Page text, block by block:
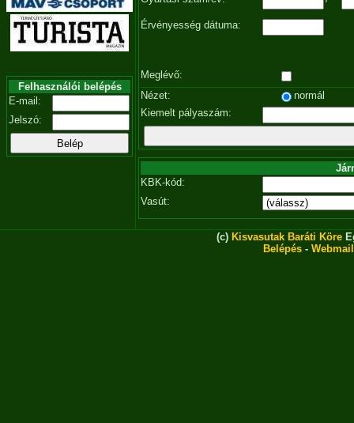
Felhasználói belépés
E-mail:
Jelszó:
Érvényesség dátuma:
Meglévő:
Nézet:
normál
Kiemelt pályaszám:
KBK-kód:
Vasút:
(c) Kisvasutak Baráti Köre
Belépés - Webmail